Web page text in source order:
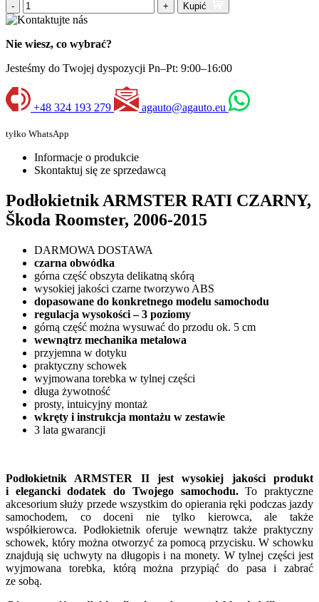
- + Kupić
Nie wiesz, co wybrać?
Jesteśmy do Twojej dyspozycji Pn–Pt: 9:00–16:00
+48 324 193 279 agauto@agauto.eu
tyłko WhatsApp
Informacje o produkcie
Skontaktuj się ze sprzedawcą
Podłokietnik ARMSTER RATI CZARNY,
Škoda Roomster, 2006-2015
DARMOWA DOSTAWA
czarna obwódka
górna część obszyta delikatną skórą
wysokiej jakości czarne tworzywo ABS
dopasowane do konkretnego modelu samochodu
regulacja wysokości – 3 poziomy
górną część można wysuwać do przodu ok. 5 cm
wewnątrz mechanika metalowa
przyjemna w dotyku
praktyczny schowek
wyjmowana torebka w tylnej części
długa żywotność
prosty, intuicyjny montaż
wkręty i instrukcja montażu w zestawie
3 lata gwarancji
Podłokietnik ARMSTER II jest wysokiej jakości produkt
i elegancki dodatek do Twojego samochodu.To praktyczne
akcesorium służy przede wszystkim do opierania ręki podczas jazdy
samochodem, co doceni nie tylko kierowca, ale także
współkierowca. Podłokietnik oferuje wewnątrz także praktyczny
schowek, który można otworzyć za pomocą przycisku. W schowku
znajdują się uchwyty na długopis i na monety. W tylnej części jest
wyjmowana torebka, którą można przypiąć do pasa i zabrać
ze sobą.